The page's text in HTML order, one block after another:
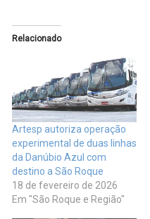
Relacionado
Artesp autoriza operação
experimental de duas linhas
da Danúbio Azul com
destino a São Roque
18 de fevereiro de 2026
Em "São Roque e Região"